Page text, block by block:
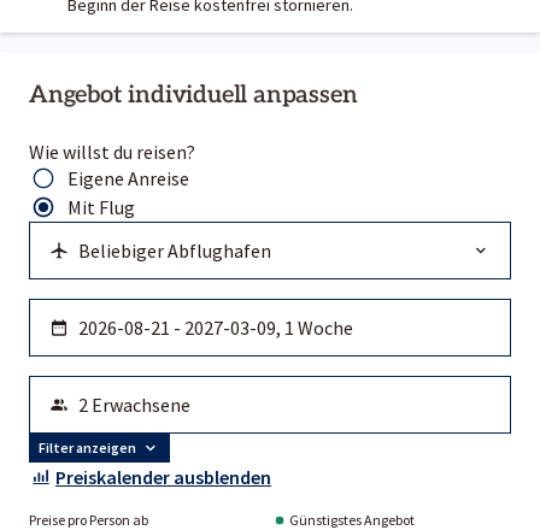
Angebot individuell anpassen
Wie willst du reisen?
Eigene Anreise
Mit Flug
Filter anzeigen
Preiskalender ausblenden
Preise pro Person ab Günstigstes Angebot
Beginn der Reise kostenfrei stornieren.